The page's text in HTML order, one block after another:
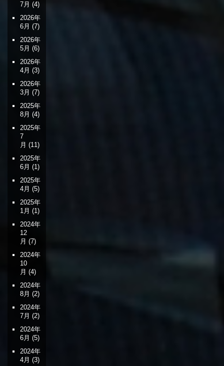
7月 (4)
2026年
6月 (7)
2026年
5月 (6)
2026年
4月 (3)
2026年
3月 (7)
2025年
8月 (4)
2025年
7
月 (11)
2025年
6月 (1)
2025年
4月 (5)
2025年
1月 (1)
2024年
12
月 (7)
2024年
10
月 (4)
2024年
8月 (2)
2024年
7月 (2)
2024年
6月 (5)
2024年
4月 (3)